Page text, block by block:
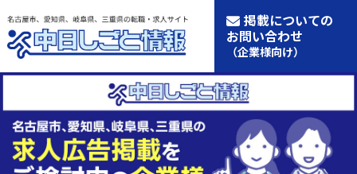
掲載についての
お問い合わせ
（企業様向け）